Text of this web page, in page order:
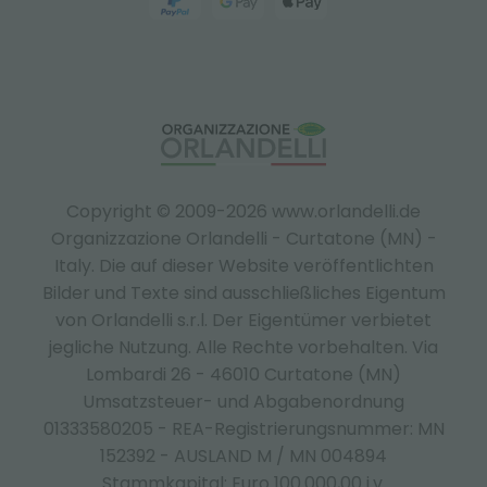
Copyright © 2009-2026 www.orlandelli.de
Organizzazione Orlandelli - Curtatone (MN) -
Italy. Die auf dieser Website veröffentlichten
Bilder und Texte sind ausschließliches Eigentum
von Orlandelli s.r.l. Der Eigentümer verbietet
jegliche Nutzung. Alle Rechte vorbehalten. Via
Lombardi 26 - 46010 Curtatone (MN)
Umsatzsteuer- und Abgabenordnung
01333580205 - REA-Registrierungsnummer: MN
152392 - AUSLAND M / MN 004894